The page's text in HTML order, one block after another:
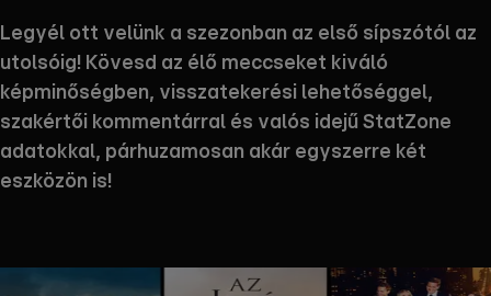
Legyél ott velünk a szezonban az első sípszótól az
utolsóig! Kövesd az élő meccseket kiváló
képminőségben, visszatekerési lehetőséggel,
szakértői kommentárral és valós idejű StatZone
adatokkal, párhuzamosan akár egyszerre két
eszközön is!